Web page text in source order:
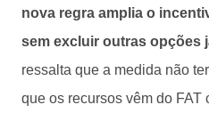
nova regra amplia o
sem excluir outras opções
ressalta que a medida não
que os recursos vêm do